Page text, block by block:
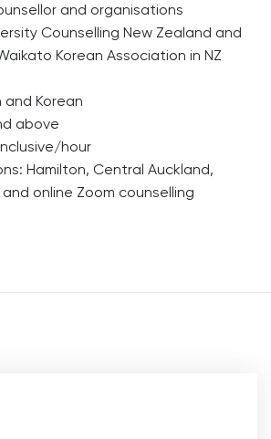
and organisations
Counselling New Zealand and
Korean Association in NZ
and Korean
above
hour
Hamilton, Central Auckland,
online Zoom counselling